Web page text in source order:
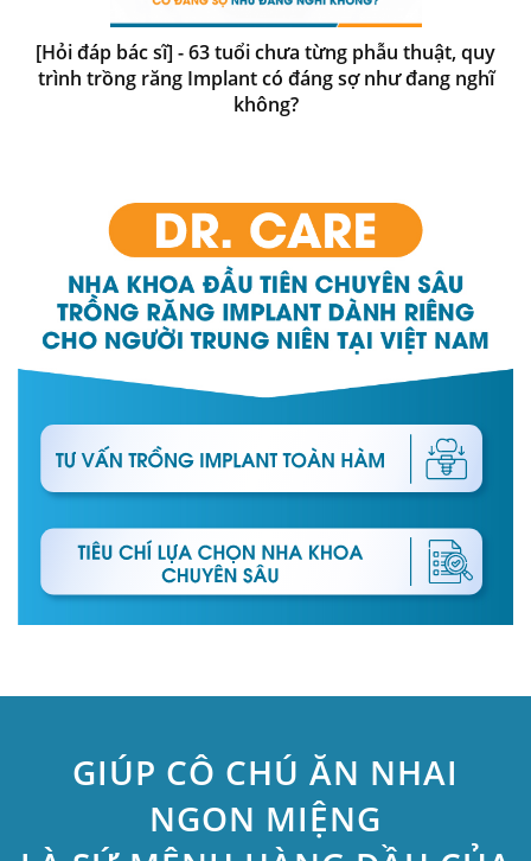
[Hỏi đáp bác sĩ] - 63 tuổi chưa từng phẫu thuật, quy
trình trồng răng Implant có đáng sợ như đang nghĩ
không?
GIÚP CÔ CHÚ ĂN NHAI
NGON MIỆNG